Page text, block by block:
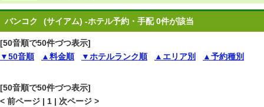
バンコク (サイアム) -ホテル予約・手配 0件が該当
[50音順で50件づつ表示]
▼50音順
▲料金順 ▼ホテルランク順 ▲エリア別 ▲予約種別
[50音順で50件づつ表示]
< 前ページ | 1 | 次ページ >